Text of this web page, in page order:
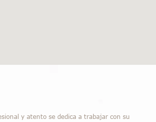
y atento se dedica a trabajar con su